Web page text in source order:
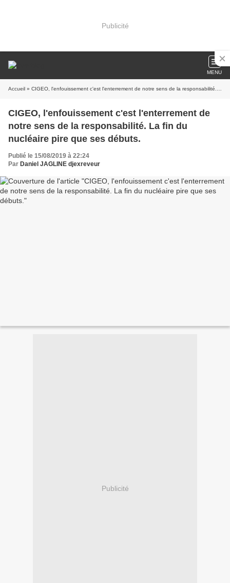
Publicité
MENU
Accueil » CIGEO, l'enfouissement c'est l'enterrement de notre sens de la responsabilité. La fin du nucléaire pire que ses débuts.
CIGEO, l'enfouissement c'est l'enterrement de
notre sens de la responsabilité. La fin du
nucléaire pire que ses débuts.
Publié le 15/08/2019 à 22:24
Par Daniel JAGLINE djexreveur
Publicité